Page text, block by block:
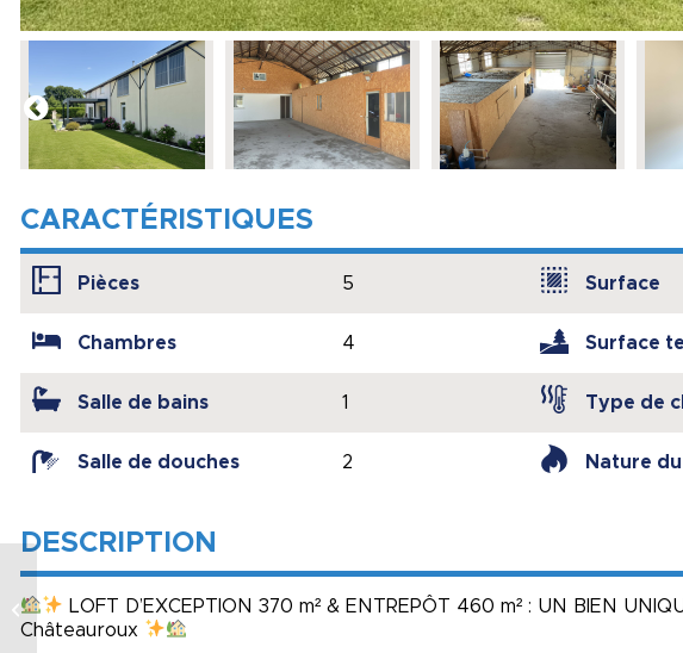
CARACTÉRISTIQUES
Pièces 5
Chambres 4
Salle de bains 1
Salle de douches 2
Surface
Surface
Type de
Nature
DESCRIPTION
LOFT D’EXCEPTION 370 m² & ENTREPÔT 460 m² : UN BIEN
Châteauroux
sur le vignoble du
Chinonais.